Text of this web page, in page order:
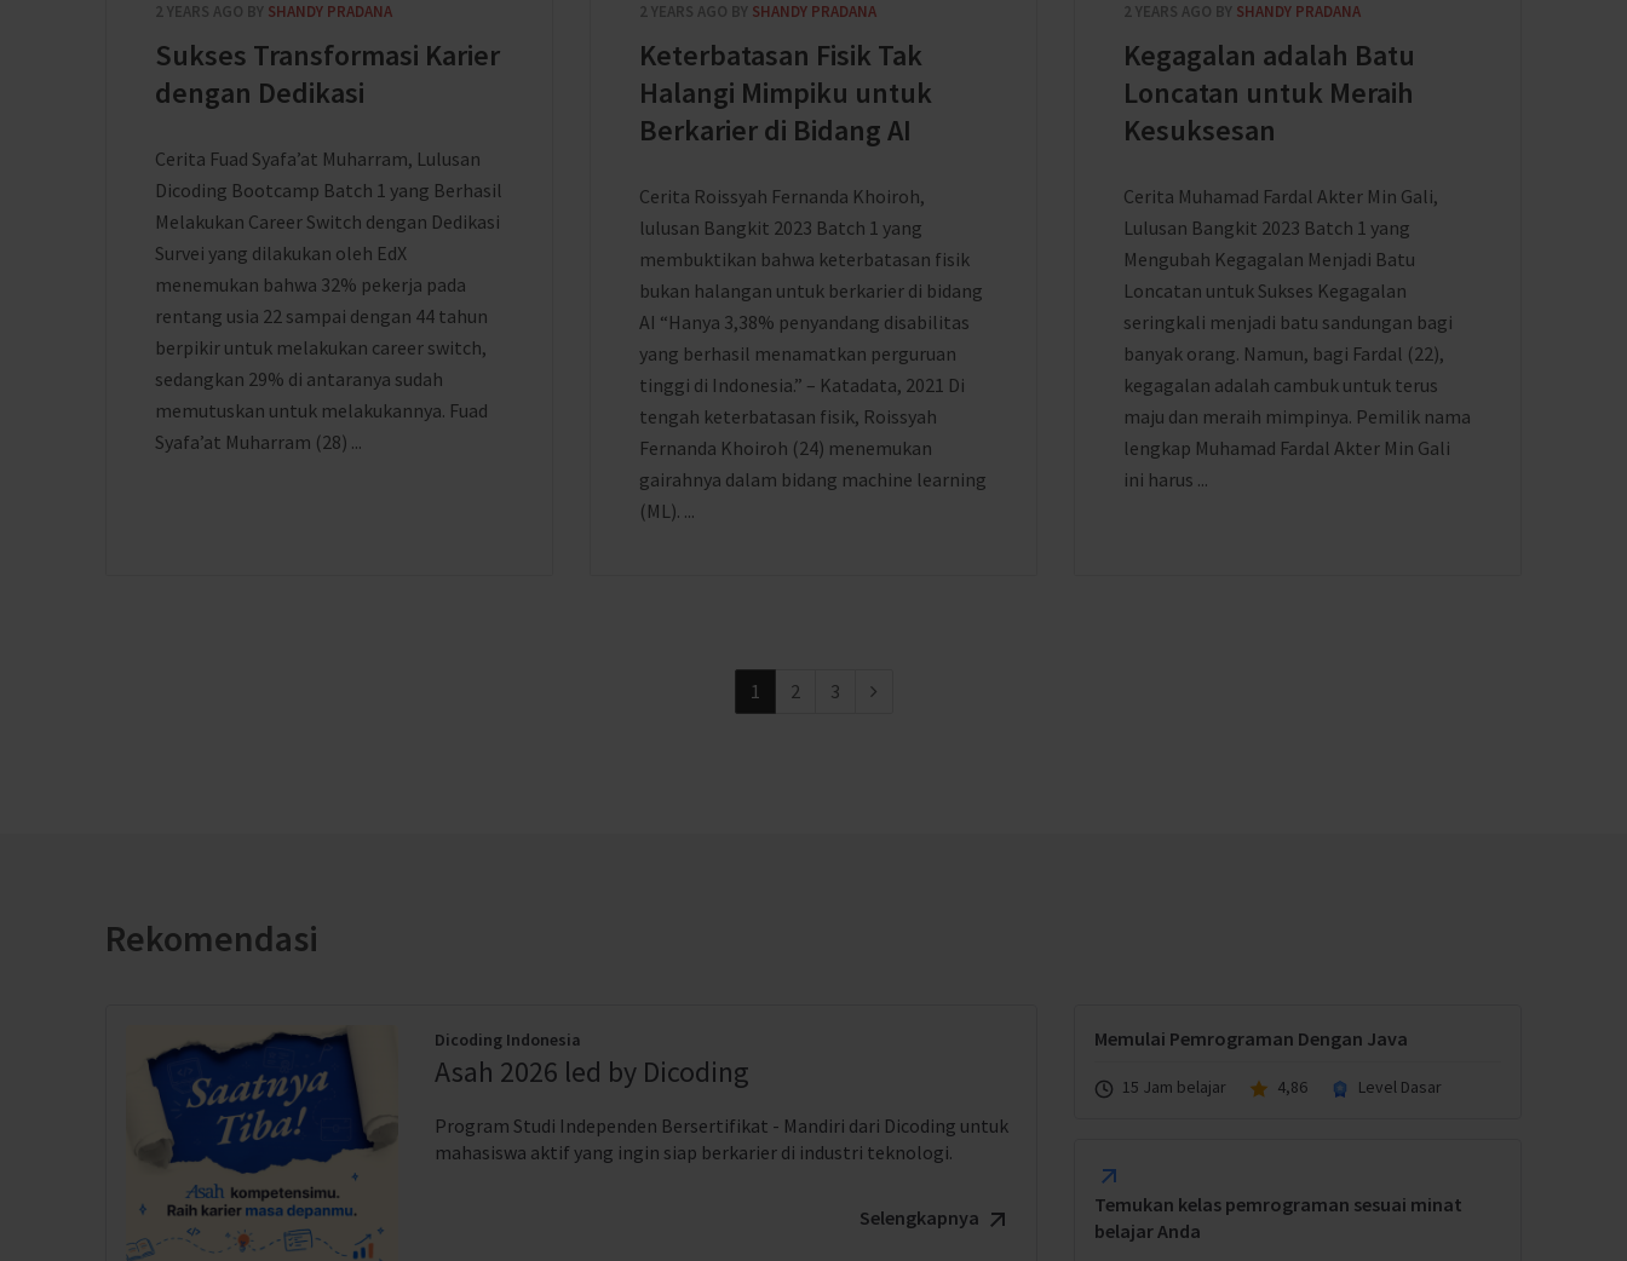
2 YEARS AGO BY SHANDY PRADANA
Sukses Transformasi Karier
dengan Dedikasi
Cerita Fuad Syafa’at Muharram, Lulusan
Dicoding Bootcamp Batch 1 yang Berhasil
Melakukan Career Switch dengan Dedikasi
Survei yang dilakukan oleh EdX
menemukan bahwa 32% pekerja pada
rentang usia 22 sampai dengan 44 tahun
berpikir untuk melakukan career switch,
sedangkan 29% di antaranya sudah
memutuskan untuk melakukannya. Fuad
Syafa’at Muharram (28) ...
2 YEARS AGO BY SHANDY PRADANA
Keterbatasan Fisik Tak
Halangi Mimpiku untuk
Berkarier di Bidang AI
Cerita Roissyah Fernanda Khoiroh,
lulusan Bangkit 2023 Batch 1 yang
membuktikan bahwa keterbatasan fisik
bukan halangan untuk berkarier di bidang
AI “Hanya 3,38% penyandang disabilitas
yang berhasil menamatkan perguruan
tinggi di Indonesia.” – Katadata, 2021 Di
tengah keterbatasan fisik, Roissyah
Fernanda Khoiroh (24) menemukan
gairahnya dalam bidang machine learning
(ML). ...
2 YEARS AGO BY SHANDY PRADANA
Kegagalan adalah Batu
Loncatan untuk Meraih
Kesuksesan
Cerita Muhamad Fardal Akter Min Gali,
Lulusan Bangkit 2023 Batch 1 yang
Mengubah Kegagalan Menjadi Batu
Loncatan untuk Sukses Kegagalan
seringkali menjadi batu sandungan bagi
banyak orang. Namun, bagi Fardal (22),
kegagalan adalah cambuk untuk terus
maju dan meraih mimpinya. Pemilik nama
lengkap Muhamad Fardal Akter Min Gali
ini harus ...
1 2 3
Rekomendasi
Dicoding Indonesia
Asah 2026 led by Dicoding
Program Studi Independen Bersertifikat - Mandiri dari Dicoding untuk
mahasiswa aktif yang ingin siap berkarier di industri teknologi.
Selengkapnya
Memulai Pemrograman Dengan Java
15 Jam belajar 4,86 Level Dasar
Temukan kelas pemrograman sesuai minat
belajar Anda